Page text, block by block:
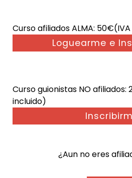
Curso afiliados ALMA:
Loguearme e
Curso guionistas NO afiliados:
incluido)
¿Aun no eres